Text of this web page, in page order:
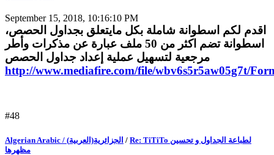
September 15, 2018, 10:16:10 PM
اقدم لكم اسطوانة شاملة بكل مايتعلق بجداول الحصص،
اسطوانة تضم اكثر من 50 ملف عبارة عن مذكرات وأطر
مرجعية لتسهيل عملية إعداد جداول الحصص
http://www.mediafire.com/file/wbv6s5r5aw05g7t/
#48
Algerian Arabic / (الجزائرية(العربية / Re: TiTiTo لطباعة الجداول و تحسين
مظهرها